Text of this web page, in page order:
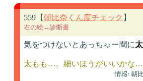
559【朝比奈くん度チェック 】
右の絵→診断書
気をつけないとあっちゅー間に
太もも…。細いほうがいいかな
情報: 朝